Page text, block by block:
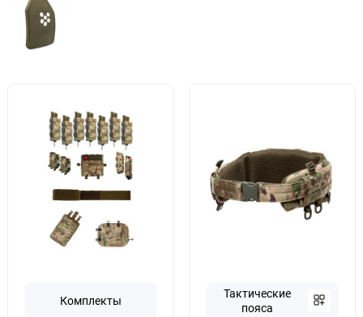
Комплекты
Тактические
пояса